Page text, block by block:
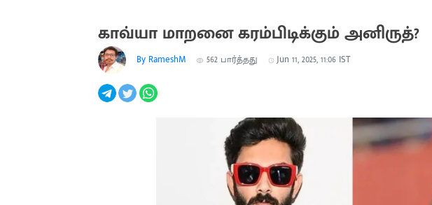
காவ்யா மாறனை கரம்பிடிக்கும் அனிருத்?
By RameshM 562 பார்த்தது Jun 11, 2025, 11:06 IST